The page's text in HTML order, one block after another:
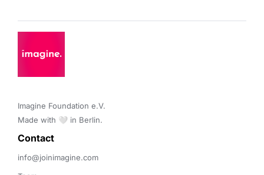
Imagine Foundation e.V.
Made with 🤍 in Berlin.
Contact
info@joinimagine.com